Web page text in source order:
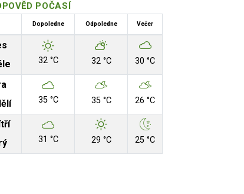
POČASÍ
Dopoledne Odpoledne Večer
32 °C 32 °C 30 °C
35 °C 35 °C 26 °C
31 °C 29 °C 25 °C